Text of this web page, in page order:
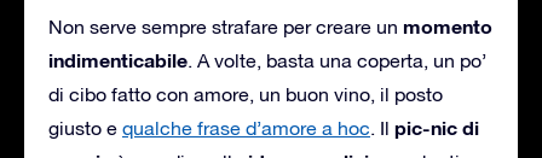
Non serve sempre strafare per creare un momento
indimenticabile. A volte, basta una coperta, un po’
di cibo fatto con amore, un buon vino, il posto
giusto e qualche frase d’amore a hoc. Il pic-nic di